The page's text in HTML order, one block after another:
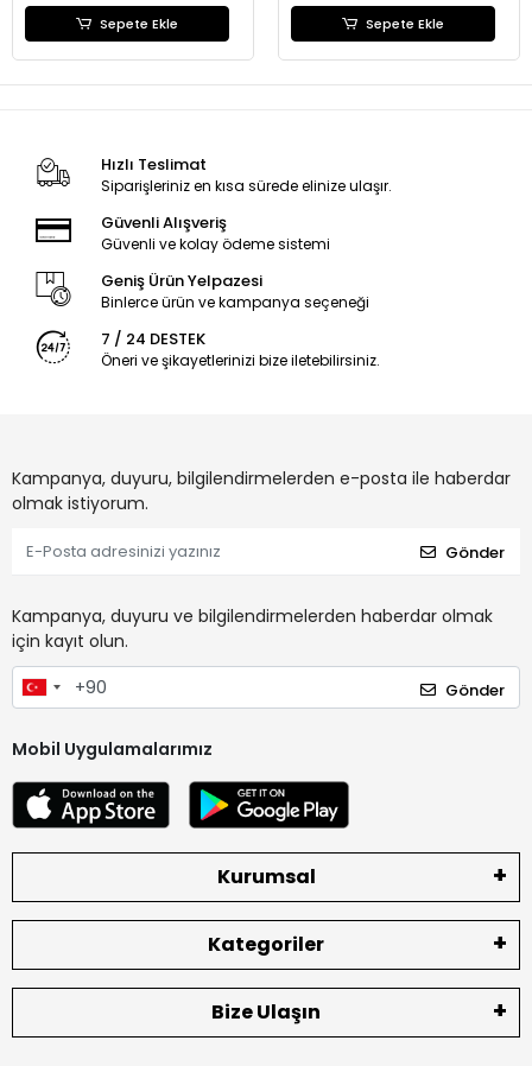
Sepete Ekle Sepete Ekle
Hızlı Teslimat
Siparişleriniz en kısa sürede elinize ulaşır.
Güvenli Alışveriş
Güvenli ve kolay ödeme sistemi
Geniş Ürün Yelpazesi
Binlerce ürün ve kampanya seçeneği
7 / 24 DESTEK
Öneri ve şikayetlerinizi bize iletebilirsiniz.
Kampanya, duyuru, bilgilendirmelerden e-posta ile haberdar
olmak istiyorum.
Gönder
Kampanya, duyuru ve bilgilendirmelerden haberdar olmak
için kayıt olun.
Gönder
Mobil Uygulamalarımız
Kurumsal
Kategoriler
Bize Ulaşın